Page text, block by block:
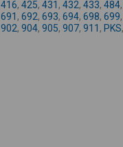
416, 425, 431 , 432, 433, 484
691 , 692, 693, 694, 698, 699
902, 904, 905, 907, 911 , PKS